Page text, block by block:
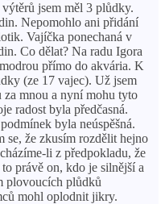
jsem měl 3 plůdky.
Nepomohlo ani přidání
Vajíčka ponechaná v
Co dělat? Na radu Igora
přímo do akvária. K
(ze 17 vajec). Už jsem
za mnou a nyní mohu tyto
radost byla předčasná.
byla neúspěšná.
se, že zkusím rozdělit hejno
li z předpokladu, že
právě on, kdo je silnější a
plovoucích plůdků
mohl oplodnit jikry.